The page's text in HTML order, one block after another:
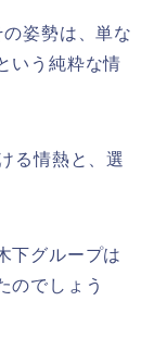
姿勢は、単な
いう純粋な情
る情熱と、選
下グループは
のでしょう